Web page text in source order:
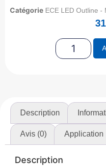
Catégorie ECE LED Outline -
Description
Avis (0) Application
Description